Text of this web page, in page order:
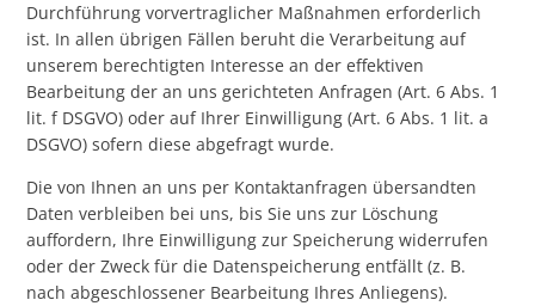
Durchführung vorvertraglicher Maßnahmen erforderlich
ist. In allen übrigen Fällen beruht die Verarbeitung auf
unserem berechtigten Interesse an der effektiven
Bearbeitung der an uns gerichteten Anfragen (Art. 6 Abs. 1
lit. f DSGVO) oder auf Ihrer Einwilligung (Art. 6 Abs. 1 lit. a
DSGVO) sofern diese abgefragt wurde.
Die von Ihnen an uns per Kontaktanfragen übersandten
Daten verbleiben bei uns, bis Sie uns zur Löschung
auffordern, Ihre Einwilligung zur Speicherung widerrufen
oder der Zweck für die Datenspeicherung entfällt (z. B.
nach abgeschlossener Bearbeitung Ihres Anliegens).